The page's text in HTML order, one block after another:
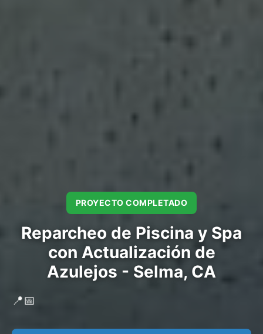
PROYECTO COMPLETADO
Reparcheo de Piscina y Spa
con Actualización de
Azulejos - Selma, CA
📍📅